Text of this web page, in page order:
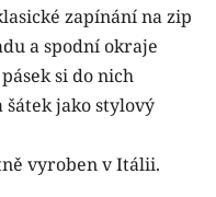
zapínání na zip
a spodní okraje
si do nich
jako stylový
vyroben v Itálii.